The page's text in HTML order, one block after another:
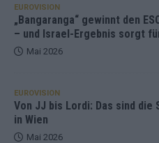
EUROVISION
„Bangaranga“ gewinnt den
– und Israel-Ergebnis sorgt
Mai 2026
EUROVISION
Von JJ bis Lordi: Das sind die
in Wien
Mai 2026